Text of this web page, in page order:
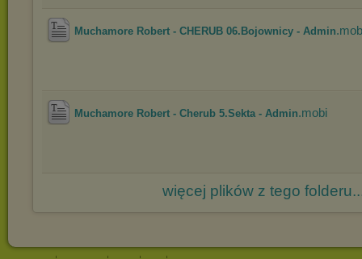
Muchamore Robert - CHERUB 06.Bojownicy - Admin
Muchamore Robert - Cherub 5.Sekta - Admin.mobi
więcej plików z tego